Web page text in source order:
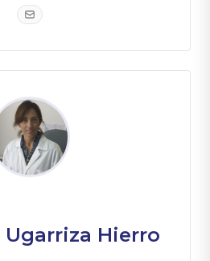
Ugarriza Hierro